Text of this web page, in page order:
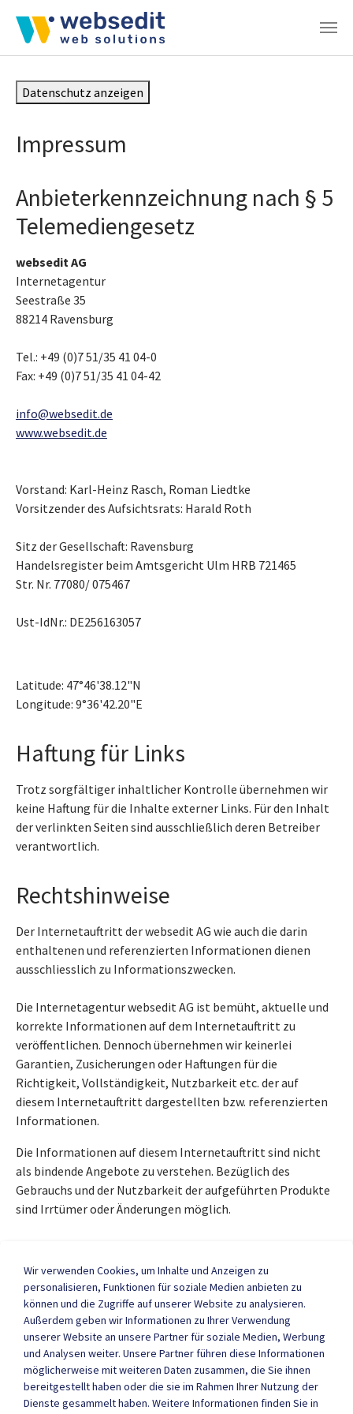
Datenschutz anzeigen
Impressum
Anbieterkennzeichnung nach § 5
Telemediengesetz
websedit AG
Internetagentur
Seestraße 35
88214 Ravensburg
Tel.: +49 (0)7 51/35 41 04-0
Fax: +49 (0)7 51/35 41 04-42
info@websedit.de
www.websedit.de
Vorstand: Karl-Heinz Rasch, Roman Liedtke
Vorsitzender des Aufsichtsrats: Harald Roth
Sitz der Gesellschaft: Ravensburg
Handelsregister beim Amtsgericht Ulm HRB 721465
Str. Nr. 77080/ 075467
Ust-IdNr.: DE256163057
Latitude: 47°46'38.12"N
Longitude: 9°36'42.20"E
Haftung für Links
Trotz sorgfältiger inhaltlicher Kontrolle übernehmen wir
keine Haftung für die Inhalte externer Links. Für den Inhalt
der verlinkten Seiten sind ausschließlich deren Betreiber
verantwortlich.
Rechtshinweise
Der Internetauftritt der websedit AG wie auch die darin
enthaltenen und referenzierten Informationen dienen
ausschliesslich zu Informationszwecken.
Die Internetagentur websedit AG ist bemüht, aktuelle und
korrekte Informationen auf dem Internetauftritt zu
veröffentlichen. Dennoch übernehmen wir keinerlei
Garantien, Zusicherungen oder Haftungen für die
Richtigkeit, Vollständigkeit, Nutzbarkeit etc. der auf
diesem Internetauftritt dargestellten bzw. referenzierten
Informationen.
Die Informationen auf diesem Internetauftritt sind nicht
als bindende Angebote zu verstehen. Bezüglich des
Gebrauchs und der Nutzbarkeit der aufgeführten Produkte
sind Irrtümer oder Änderungen möglich.
websedit AG
Internetagentur
Seestraße 35
88214 Ravensburg
Informationen
Wir verwenden Cookies, um Inhalte und Anzeigen zu
personalisieren, Funktionen für soziale Medien anbieten zu
können und die Zugriffe auf unserer Website zu analysieren.
Außerdem geben wir Informationen zu Ihrer Verwendung
unserer Website an unsere Partner für soziale Medien, Werbung
und Analysen weiter. Unsere Partner führen diese Informationen
möglicherweise mit weiteren Daten zusammen, die Sie ihnen
bereitgestellt haben oder die sie im Rahmen Ihrer Nutzung der
Dienste gesammelt haben. Weitere Informationen finden Sie in